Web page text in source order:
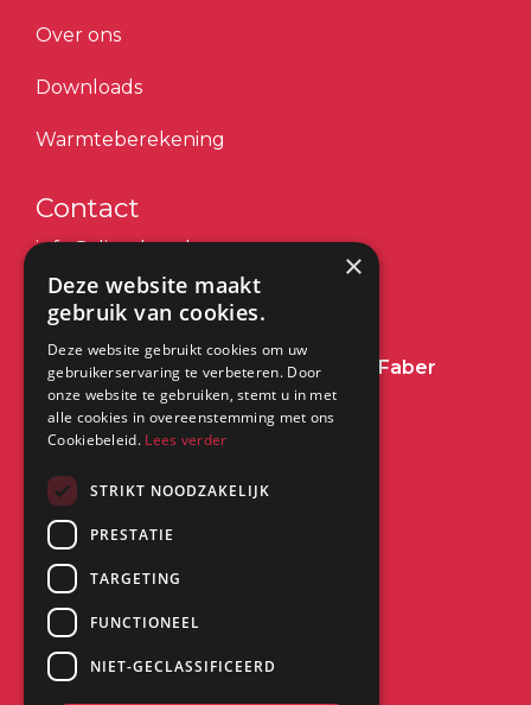
Over ons
Downloads
Warmteberekening
Contact
info@dimplex.nl
+31 (0) 513 78 98 80
Heeft u een vraag over Dimplex of Faber
Haarden?Klik dan hier
Kantoor:
Saturnus 8
8448 CC Heerenveen
×
Deze website maakt
gebruik van cookies.
Deze website gebruikt cookies om uw
gebruikerservaring te verbeteren. Door
onze website te gebruiken, stemt u in met
alle cookies in overeenstemming met ons
Cookiebeleid. Lees verder
STRIKT NOODZAKELIJK
PRESTATIE
TARGETING
FUNCTIONEEL
NIET-GECLASSIFICEERD